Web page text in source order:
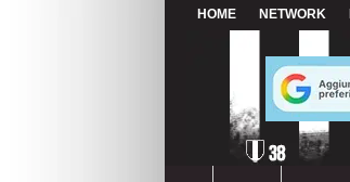
HOME NETWORK